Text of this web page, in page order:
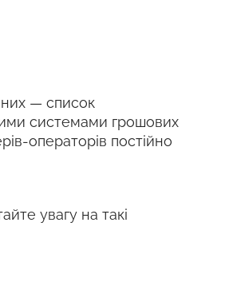
них — список
системами грошових
операторів постійно
увагу на такі